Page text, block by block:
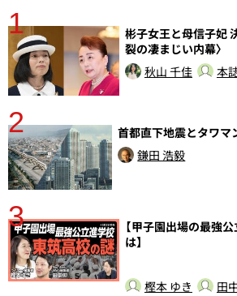
1
彬子女王と母信子妃
裂の凄まじい内幕〉
秋山 千佳
本
2
首都直下地震とタワマ
鎌田 浩毅
3
【甲子園出場の最強
は】
樫本 ゆき 田